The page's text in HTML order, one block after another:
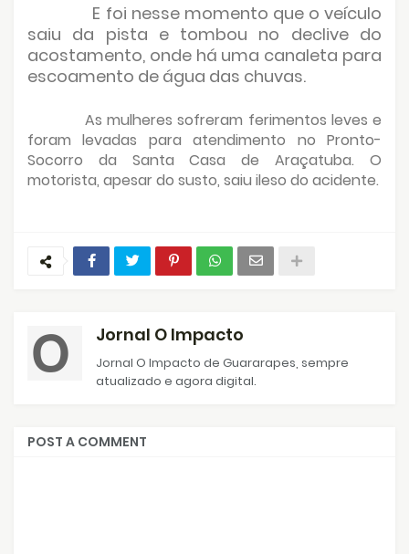
E foi nesse momento que o veículo
saiu da pista e tombou no declive do
acostamento, onde há uma canaleta para
escoamento de água das chuvas.
As mulheres sofreram ferimentos leves e
foram levadas para atendimento no Pronto-
Socorro da Santa Casa de Araçatuba. O
motorista, apesar do susto, saiu ileso do acidente.
Jornal O Impacto
Jornal O Impacto de Guararapes, sempre
atualizado e agora digital.
POST A COMMENT